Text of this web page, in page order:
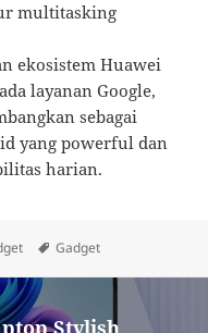
multitasking
ekosistem Huawei
layanan Google,
sebagai
yang powerful dan
harian.
Tags
Gadget